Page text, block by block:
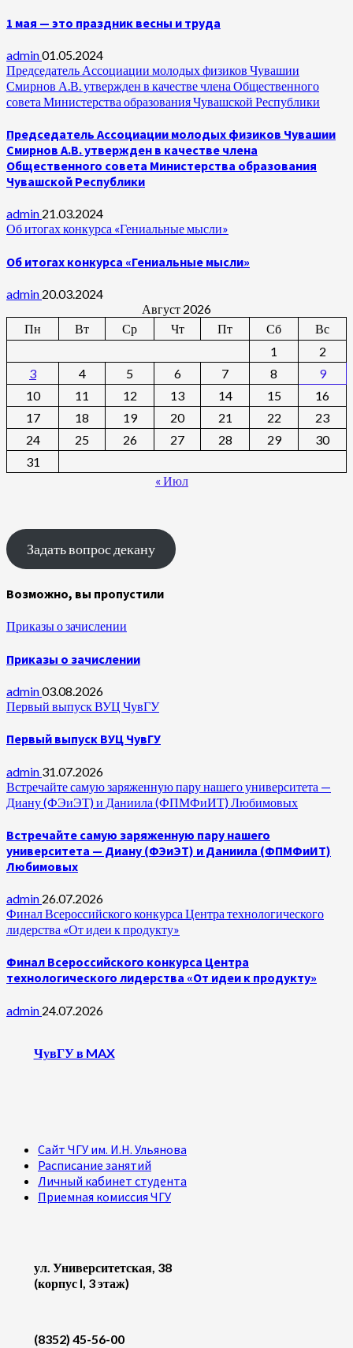
1 мая — это праздник весны и труда
admin01.05.2024
Председатель Ассоциации молодых физиков Чувашии
Смирнов А.В. утвержден в качестве члена Общественного
совета Министерства образования Чувашской Республики
Председатель Ассоциации молодых физиков Чувашии
Смирнов А.В. утвержден в качестве члена
Общественного совета Министерства образования
Чувашской Республики
admin 21.03.2024
Об итогах конкурса «Гениальные мысли»
Об итогах конкурса «Гениальные мысли»
admin 20.03.2024
Август 2026
Пн
Вт Ср Чт Пт Сб
Вс
1
2
3
4 5 6 7 8
9
10
11 12 13 14 15
16
17
18 19 20 21 22
23
24
25 26 27 28 29
30
31
« Июл
Задать вопрос декану
Возможно, вы пропустили
Приказы о зачислении
Приказы о зачислении
admin03.08.2026
Первый выпуск ВУЦ ЧувГУ
Первый выпуск ВУЦ ЧувГУ
admin 31.07.2026
Встречайте самую заряженную пару нашего университета —
Диану (ФЭиЭТ) и Даниила (ФПМФиИТ) Любимовых
Встречайте самую заряженную пару нашего
университета — Диану (ФЭиЭТ) и Даниила (ФПМФиИТ)
Любимовых
admin 26.07.2026
Финал Всероссийского конкурса Центра технологического
лидерства «От идеи к продукту»
Финал Всероссийского конкурса Центра
технологического лидерства «От идеи к продукту»
admin 24.07.2026
ЧувГУ в MAX
Сайт ЧГУ им. И.Н. Ульянова
Расписание занятий
Личный кабинет студента
Приемная комиссия ЧГУ
ул. Университетская, 38
(корпус I, 3 этаж)
(8352) 45-56-00